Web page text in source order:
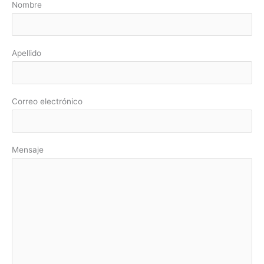
r
r
Nombre
Apellido
Correo electrónico
Mensaje